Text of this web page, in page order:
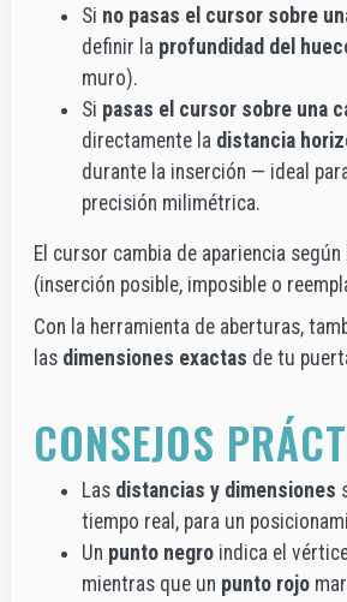
Si no pasas el cursor sobre
definir la profundidad del
muro).
Si pasas el cursor sobre una
directamente la distancia
durante la inserción — ideal
precisión milimétrica.
El cursor cambia de apariencia
(inserción posible, imposible o
Con la herramienta de aberturas,
las dimensiones exactas de tu
CONSEJOS
Las distancias y dimensiones
tiempo real, para un
Un punto negro indica el
mientras que un punto rojo